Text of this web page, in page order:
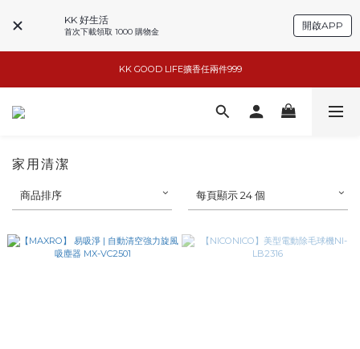
KK 好生活
首次下載領取 1000 購物金
開啟APP
basiik1件9折/2件88折
小家電6折起
KK GOOD LIFE擴香任兩件999
basiik1件9折/2件88折
家用清潔
商品排序 每頁顯示 24 個